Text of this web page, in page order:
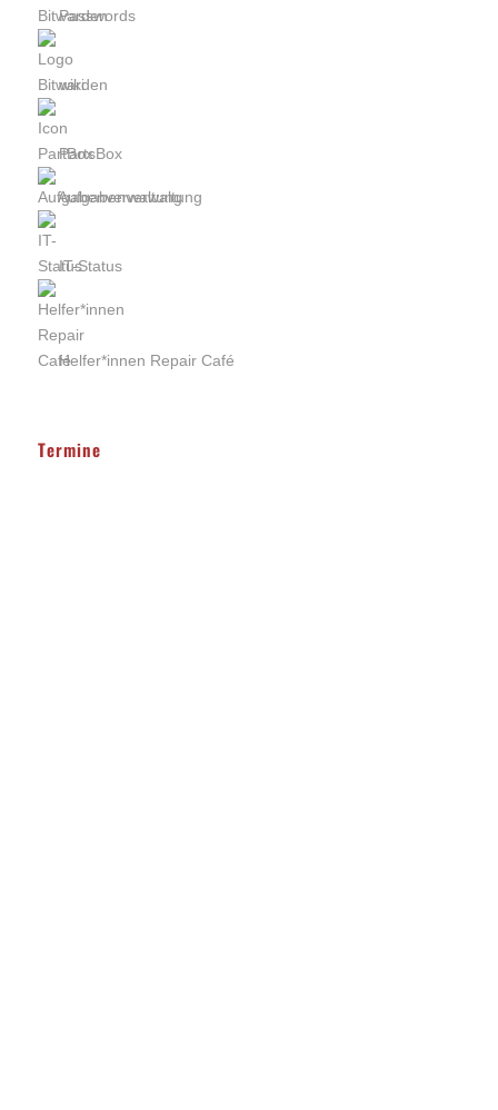
Passwords
wiki
PartsBox
Aufgabenverwaltung
IT-Status
Helfer*innen Repair Café
Termine